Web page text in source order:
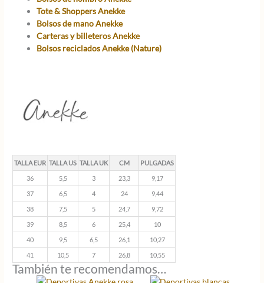
Tote & Shoppers Anekke
Bolsos de mano Anekke
Carteras y billeteros Anekke
Bolsos reciclados Anekke (Nature)
TALLA EUR TALLA US TALLA UK CM
PULGADAS
36
5,5 3 23,3
9,17
37
6,5 4 24
9,44
38
7,5 5 24,7
9,72
39
8,5 6 25,4
10
40
9,5 6,5 26,1
10,27
41
10,5 7 26,8 10,55
También te recomendamos…